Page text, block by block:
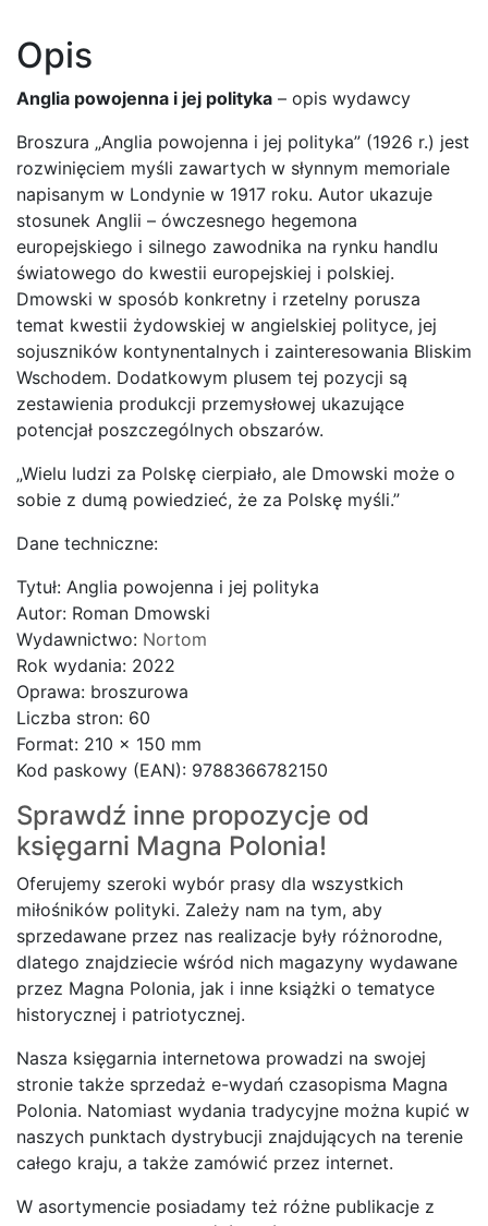
Opis
Anglia powojenna i jej polityka – opis wydawcy
Broszura „Anglia powojenna i jej polityka” (1926 r.) jest
rozwinięciem myśli zawartych w słynnym memoriale
napisanym w Londynie w 1917 roku. Autor ukazuje
stosunek Anglii – ówczesnego hegemona
europejskiego i silnego zawodnika na rynku handlu
światowego do kwestii europejskiej i polskiej.
Dmowski w sposób konkretny i rzetelny porusza
temat kwestii żydowskiej w angielskiej polityce, jej
sojuszników kontynentalnych i zainteresowania Bliskim
Wschodem. Dodatkowym plusem tej pozycji są
zestawienia produkcji przemysłowej ukazujące
potencjał poszczególnych obszarów.
„Wielu ludzi za Polskę cierpiało, ale Dmowski może o
sobie z dumą powiedzieć, że za Polskę myśli.”
Dane techniczne:
Tytuł: Anglia powojenna i jej polityka
Autor: Roman Dmowski
Wydawnictwo: Nortom
Rok wydania: 2022
Oprawa: broszurowa
Liczba stron: 60
Format: 210 x 150 mm
Kod paskowy (EAN): 9788366782150
Sprawdź inne propozycje od
księgarni Magna Polonia!
Oferujemy szeroki wybór prasy dla wszystkich
miłośników polityki. Zależy nam na tym, aby
sprzedawane przez nas realizacje były różnorodne,
dlatego znajdziecie wśród nich magazyny wydawane
przez Magna Polonia, jak i inne książki o tematyce
historycznej i patriotycznej.
Nasza księgarnia internetowa prowadzi na swojej
stronie także sprzedaż e-wydań czasopisma Magna
Polonia. Natomiast wydania tradycyjne można kupić w
naszych punktach dystrybucji znajdujących na terenie
całego kraju, a także zamówić przez internet.
W asortymencie posiadamy też różne publikacje z